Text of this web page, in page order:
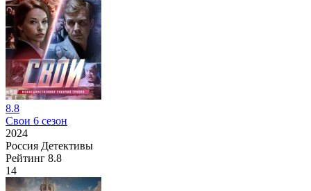
8.8
Свои 6 сезон
2024
Россия Детективы
Рейтинг 8.8
14